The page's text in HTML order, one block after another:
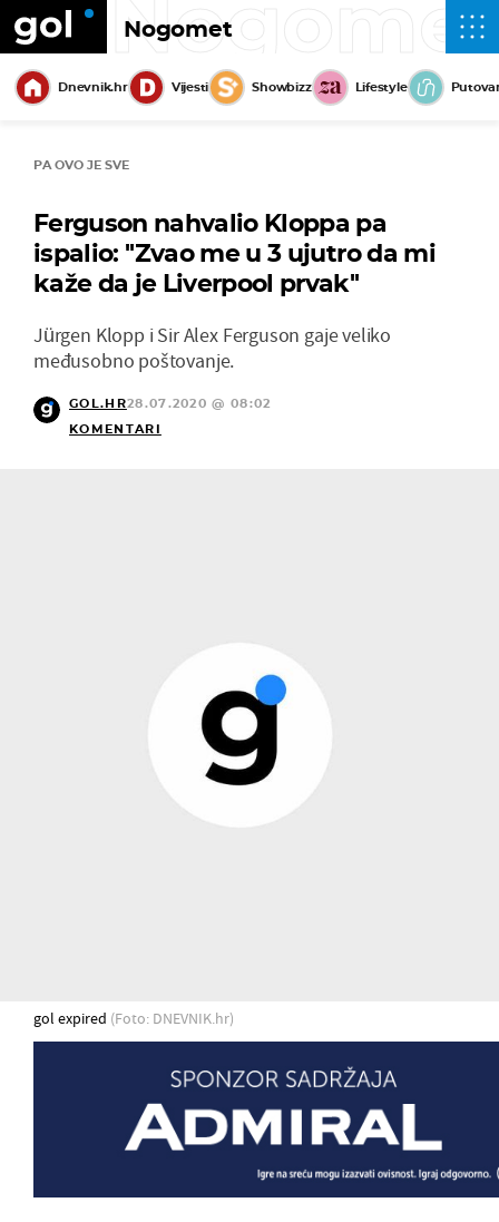
Nogomet
Dnevnik.hr Vijesti Showbizz Lifestyle
PA OVO JE SVE
Ferguson nahvalio Kloppa pa
ispalio: ''Zvao me u 3 ujutro da mi
kaže da je Liverpool prvak''
Jürgen Klopp i Sir Alex Ferguson gaje veliko
međusobno poštovanje.
GOL.HR28.07.2020 @ 08:02
KOMENTARI
gol expired (Foto: DNEVNIK.hr)